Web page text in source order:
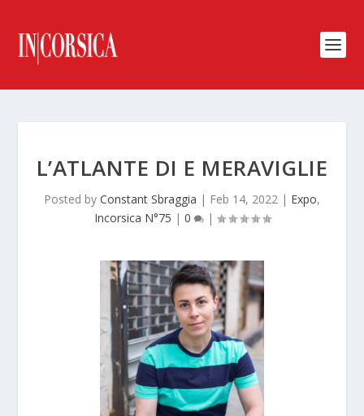
L’ATLANTE DI E MERAVIGLIE
Posted by Constant Sbraggia | Feb 14, 2022 | Expo,
Incorsica N°75 | 0 |